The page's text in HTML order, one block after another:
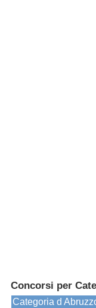
Concorsi per
Categoria d